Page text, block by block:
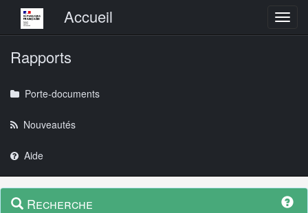
Menu principalAccueil
Rapports
Porte-documents
Nouveautés
Aide
Navigation
Menu
contextuel
Recherche